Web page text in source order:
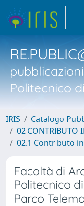
Politecnico
IRIS
Catalogo
02 CONTRIBUTO
02.1 Contributo
Facoltà di
Politecnico
Parco